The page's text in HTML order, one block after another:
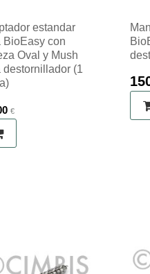
estandar
BioEasy con
Oval y Mush
destornillador (1
€